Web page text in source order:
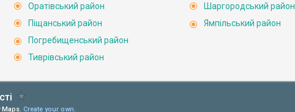
Оратівський район
Піщанський район
Погребищенський район
Тиврівський район
Шаргородський район
Ямпільський район